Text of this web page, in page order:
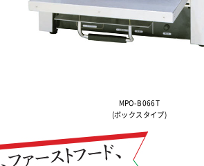
MPO-B066T
(ボックスタイプ)